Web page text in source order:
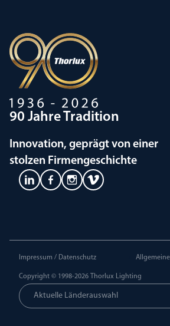
90 Jahre Tradition
Innovation, geprägt von einer
stolzen Firmengeschichte
Impressum / Datenschutz
Copyright © 1998-2026 Thorlux Lighting
Aktuelle Länderauswahl